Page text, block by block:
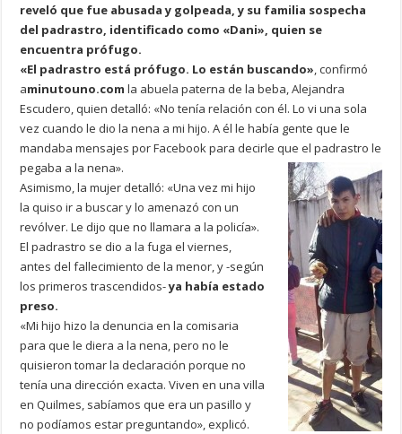
reveló que fue abusada y golpeada, y su familia sospecha
del padrastro, identificado como «Dani», quien se
encuentra prófugo.
«El padrastro está prófugo. Lo están buscando», confirmó
aminutouno.com la abuela paterna de la beba, Alejandra
Escudero, quien detalló: «No tenía relación con él. Lo vi una sola
vez cuando le dio la nena a mi hijo. A él le había gente que le
mandaba mensajes por Facebook para decirle que el padrastro le
pegaba a la nena».
Asimismo, la mujer detalló: «Una vez mi hijo
la quiso ir a buscar y lo amenazó con un
revólver. Le dijo que no llamara a la policía».
El padrastro se dio a la fuga el viernes,
antes del fallecimiento de la menor, y -según
los primeros trascendidos-ya había estado
preso.
«Mi hijo hizo la denuncia en la comisaria
para que le diera a la nena, pero no le
quisieron tomar la declaración porque no
tenía una dirección exacta. Viven en una villa
en Quilmes, sabíamos que era un pasillo y
no podíamos estar preguntando», explicó.